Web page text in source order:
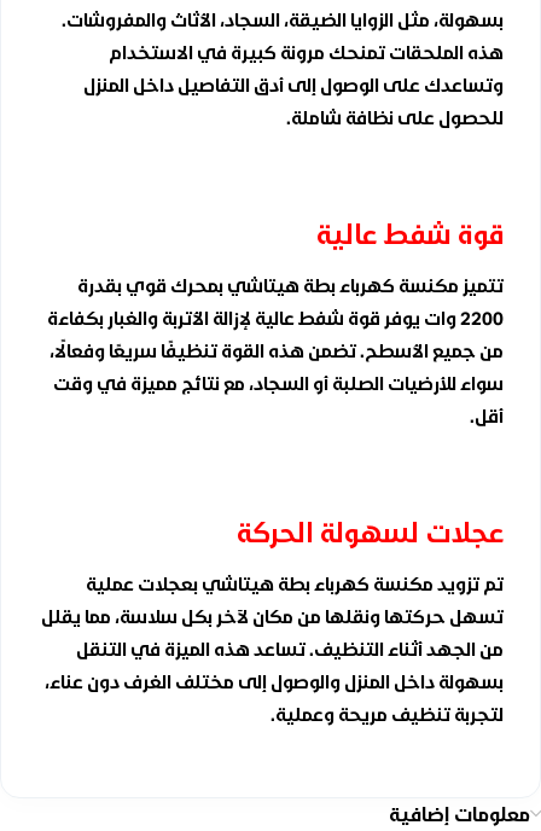
بسهولة، مثل الزوايا الضيقة، السجاد، الأثاث والمفروشات.
هذه الملحقات تمنحك مرونة كبيرة في الاستخدام
وتساعدك على الوصول إلى أدق التفاصيل داخل المنزل
للحصول على نظافة شاملة.
قوة شفط عالية
تتميز مكنسة كهرباء بطة هيتاشي بمحرك قوي بقدرة
2200 وات يوفر قوة شفط عالية لإزالة الأتربة والغبار بكفاءة
من جميع الأسطح. تضمن هذه القوة تنظيفًا سريعًا وفعالًا،
سواء للأرضيات الصلبة أو السجاد، مع نتائج مميزة في وقت
أقل.
عجلات لسهولة الحركة
تم تزويد مكنسة كهرباء بطة هيتاشي بعجلات عملية
تسهل حركتها ونقلها من مكان لآخر بكل سلاسة، مما يقلل
من الجهد أثناء التنظيف. تساعد هذه الميزة في التنقل
بسهولة داخل المنزل والوصول إلى مختلف الغرف دون عناء،
لتجربة تنظيف مريحة وعملية.
معلومات إضافية